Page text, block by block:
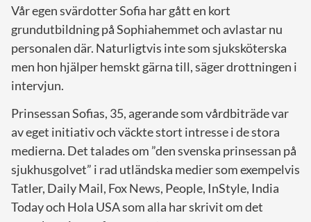
Vår egen svärdotter Sofia har gått en kort
grundutbildning på Sophiahemmet och avlastar nu
personalen där. Naturligtvis inte som sjuksköterska
men hon hjälper hemskt gärna till, säger drottningen i
intervjun.
Prinsessan Sofias, 35, agerande som vårdbiträde var
av eget initiativ och väckte stort intresse i de stora
medierna. Det talades om ”den svenska prinsessan på
sjukhusgolvet” i rad utländska medier som exempelvis
Tatler, Daily Mail, Fox News, People, InStyle, India
Today och Hola USA som alla har skrivit om det